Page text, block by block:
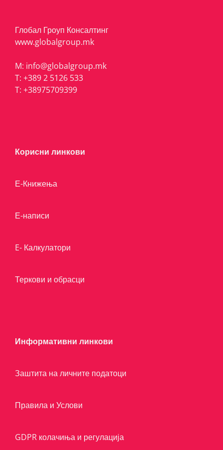
Глобал Гроуп Консалтинг
www.globalgroup.mk
M: info@globalgroup.mk
T: +389 2 5126 533
T: +38975709399
Корисни линкови
Е-Книжења
Е-написи
E- Калкулатори
Теркови и обрасци
Информативни линкови
Заштита на личните податоци
Правила и Услови
GDPR колачиња и регулација